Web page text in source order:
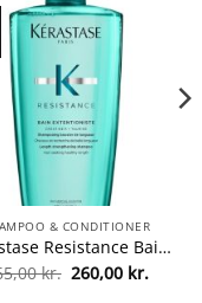
& CONDITIONER
Kerastase Resistance Bain Extentioniste Shampoo 500 ml fra Kerastase
kr. Den
oprindelige
260,00 kr.Den